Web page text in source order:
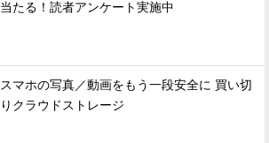
当たる！読者アンケート実施中
スマホの写真／動画をもう一段安全に 買い切
りクラウドストレージ